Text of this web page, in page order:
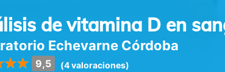
de vitamina D en
Echevarne Córdoba
9,5 (4 valoraciones)